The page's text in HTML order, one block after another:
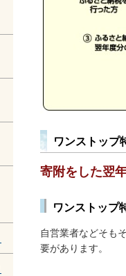
ワンストップ
寄附をした翌
ワンストップ
自営業者などそも
要があります。